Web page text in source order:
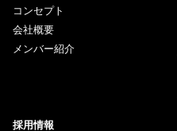
コンセプト
会社概要
メンバー紹介
採用情報